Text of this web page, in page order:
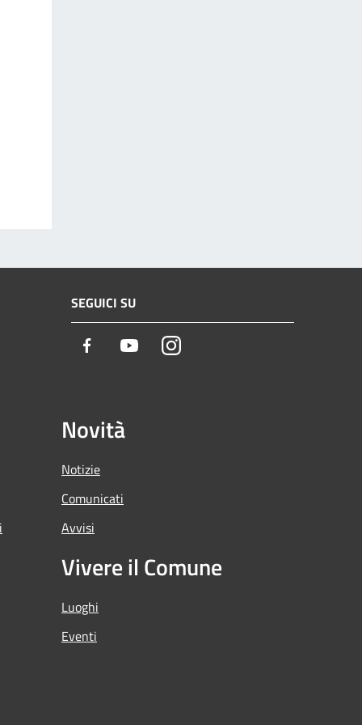
SEGUICI SU
Facebook YoutubeInstagram
Novità
Notizie
Comunicati
Avvisi
Vivere il Comune
Luoghi
Eventi